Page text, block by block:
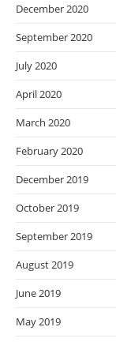
December 2020
September 2020
July 2020
April 2020
March 2020
February 2020
December 2019
October 2019
September 2019
August 2019
June 2019
May 2019